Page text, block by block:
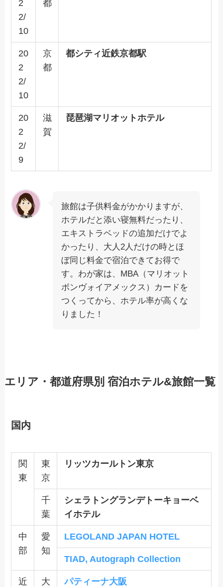
2
2/
10
都
20
2
2/
10
京
都
都シティ近鉄京都駅
20
2
2/
9
滋
賀
琵琶湖マリオットホテル
旅館は子供料金がかかりますが、
ホテルだと添い寝無料だったり、
エキストラベッドの追加だけでよ
かったり、大人2人だけの時とほ
ぼ同じ料金で宿泊できてお得で
す。わが家は、MBA（マリオット
ボンヴォイアメックス）カードを
つくってから、ホテル率が高くな
りました！
エリア・都道府県別 宿泊ホテル&旅館一覧
国内
関
東
東
京
リッツカールトン東京
千
葉
シェラトングランデトーキョーベ
イホテル
中
部
愛
知
LEGOLAND JAPAN HOTEL
TIAD, Autograph Collection
近
大
パティーナ大阪